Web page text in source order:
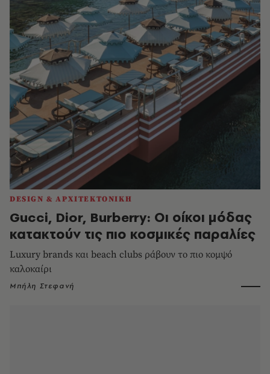
DESIGN & ΑΡΧΙΤΕΚΤΟΝΙΚΗ
Gucci, Dior, Burberry: Οι οίκοι μόδας
κατακτούν τις πιο κοσμικές παραλίες
Luxury brands και beach clubs ράβουν το πιο κομψό
καλοκαίρι
Μπήλη Στεφανή